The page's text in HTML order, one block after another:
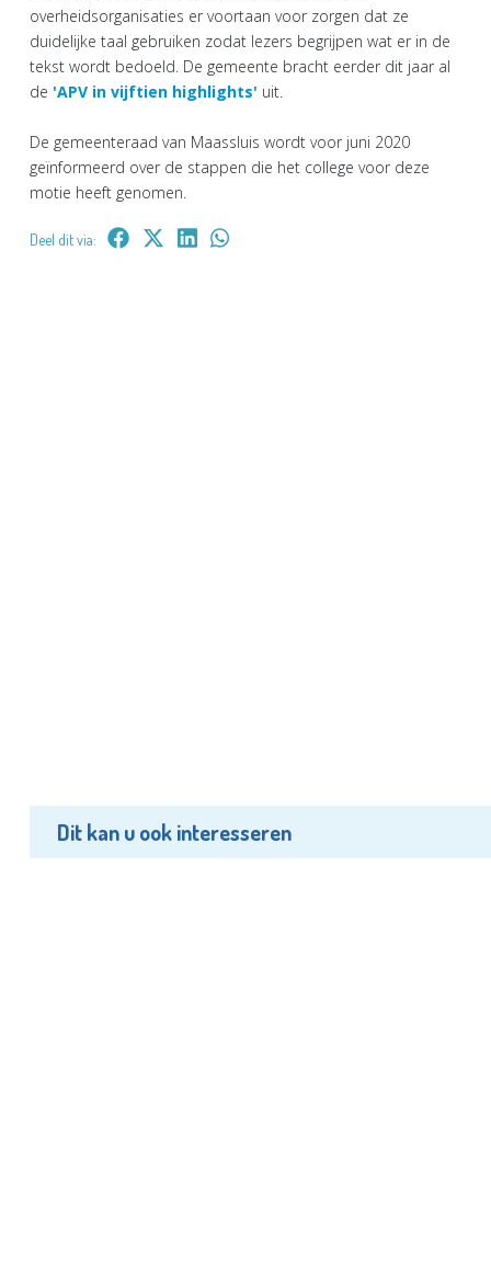
overheidsorganisaties er voortaan voor zorgen dat ze
duidelijke taal gebruiken zodat lezers begrijpen wat er in de
tekst wordt bedoeld. De gemeente bracht eerder dit jaar al
de 'APV in vijftien highlights' uit.
De gemeenteraad van Maassluis wordt voor juni 2020
geïnformeerd over de stappen die het college voor deze
motie heeft genomen.
Deel dit via:
Dit kan u ook interesseren